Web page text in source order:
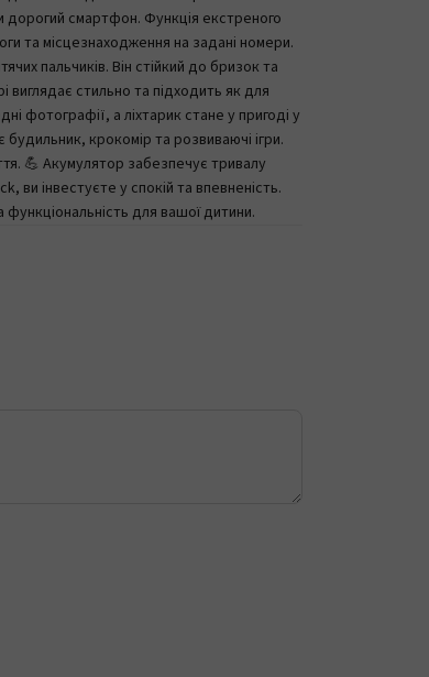
дорогий смартфон. Функція екстреного
та місцезнаходження на задані номери.
пальчиків. Він стійкий до бризок та
виглядає стильно та підходить як для
фотографії, а ліхтарик стане у пригоді у
крокомір та розвиваючі ігри.
💪 Акумулятор забезпечує тривалу
ви інвестуєте у спокій та впевненість.
для вашої дитини.